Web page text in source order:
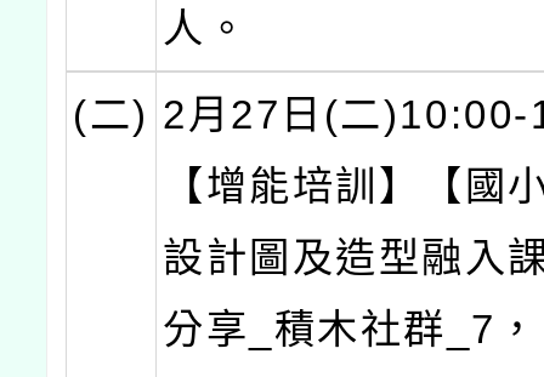
人。
(二) 2月27日(二)10:00-
【增能培訓】【國
設計圖及造型融入
分享_積木社群_7